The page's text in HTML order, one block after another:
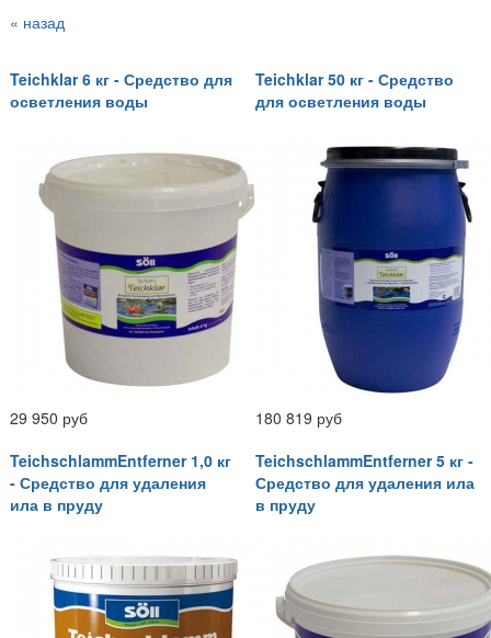
« назад
Teichklar 6 кг - Средство для
осветления воды
29 950 руб
Teichklar 50 кг - Средство
для осветления воды
180 819 руб
TeichschlammEntferner 1,0 кг
- Средство для удаления
ила в пруду
TeichschlammEntferner 5 кг -
Средство для удаления ила
в пруду